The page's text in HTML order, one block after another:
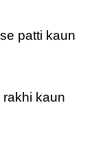
patti kaun
kaun